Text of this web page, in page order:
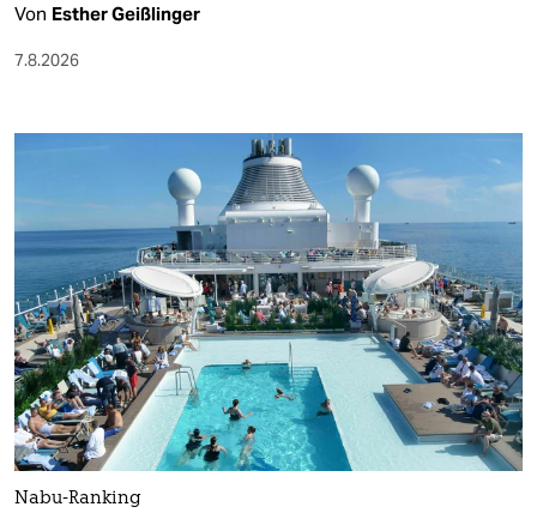
Von Esther Geißlinger
7.8.2026
Nabu-Ranking